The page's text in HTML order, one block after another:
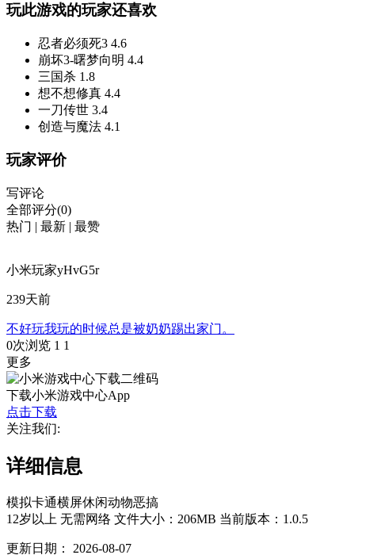
玩此游戏的玩家还喜欢
忍者必须死3 4.6
崩坏3-曙梦向明 4.4
三国杀 1.8
想不想修真 4.4
一刀传世 3.4
创造与魔法 4.1
玩家评价
写评论
全部评分(0)
热门 | 最新 | 最赞
小米玩家yHvG5r
239天前
不好玩我玩的时候总是被奶奶踢出家门。
0次浏览 1 1
更多
下载小米游戏中心App
点击下载
关注我们:
详细信息
模拟卡通横屏休闲动物恶搞
12岁以上 无需网络 文件大小：206MB 当前版本：1.0.5
更新日期： 2026-08-07